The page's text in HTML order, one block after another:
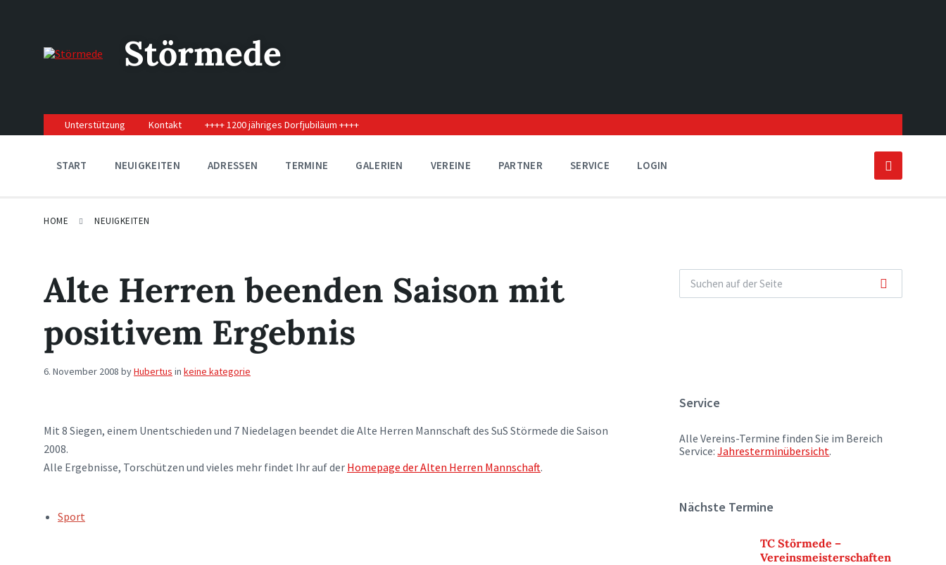
navigation
Störmede
Unterstützung Kontakt ++++ 1200 jähriges Dorfjubiläum ++++
START NEUIGKEITEN ADRESSEN TERMINE GALERIEN VEREINE PARTNER SERVICE LOGIN
HOME NEUIGKEITEN
Alte Herren beenden Saison mit
positivem Ergebnis
6. November 2008 byHubertus in keine kategorie
Mit 8 Siegen, einem Unentschieden und 7 Niedelagen beendet die Alte Herren Mannschaft des SuS Störmede die Saison
2008.
Alle Ergebnisse, Torschützen und vieles mehr findet Ihr auf der Homepage der Alten Herren Mannschaft.
TAGS:Sport
Service
Alle Vereins-Termine finden Sie im Bereich
Service:Jahresterminübersicht.
Nächste Termine
TC Störmede –
Vereinsmeisterschaften